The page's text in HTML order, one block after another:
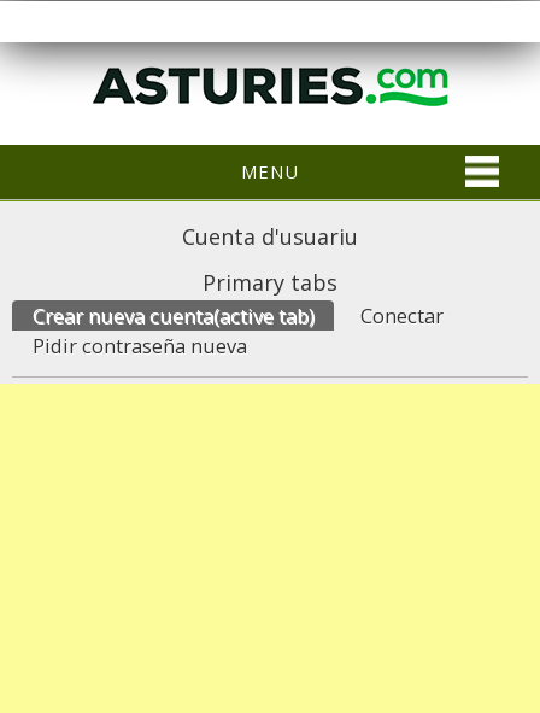
MENU
Cuenta d'usuariu
Primary tabs
Crear nueva cuenta(active tab)
Conectar
Pidir contraseña nueva